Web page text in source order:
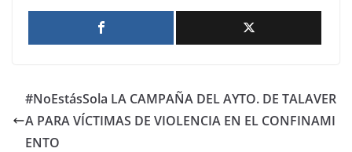
#NoEstásSola LA CAMPAÑA DEL AYTO. DE TALAVER
A PARA VÍCTIMAS DE VIOLENCIA EN EL CONFINAMI
ENTO